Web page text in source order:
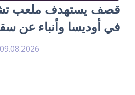
قصف يستهدف ملعب
في أوديسا وأنباء عن
09.08.2026